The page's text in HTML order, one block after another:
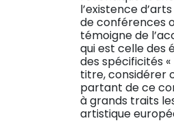
l’existence
de conférences
témoigne de
qui est celle des
des spécificités
titre, considérer
partant de ce
à grands traits
artistique